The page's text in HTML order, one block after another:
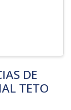
DE
TETO